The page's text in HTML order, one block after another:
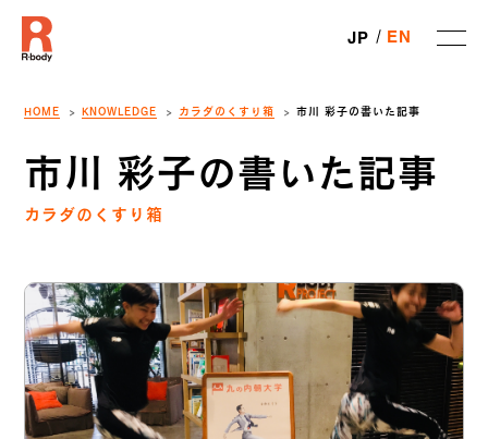
JP EN
HOME KNOWLEDGE カラダのくすり箱 市川 彩子の書いた記事
市川 彩子の書いた記事
カラダのくすり箱